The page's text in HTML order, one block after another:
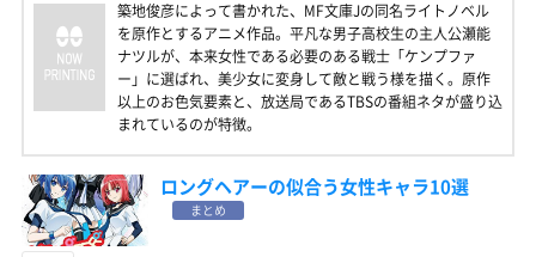
築地俊彦によって書かれた、MF文庫Jの同名ライトノベル
を原作とするアニメ作品。平凡な男子高校生の主人公瀬能
ナツルが、本来女性である必要のある戦士「ケンプファ
ー」に選ばれ、美少女に変身して敵と戦う様を描く。原作
以上のお色気要素と、放送局であるTBSの番組ネタが盛り込
まれているのが特徴。
ロングヘアーの似合う女性キャラ10選
まとめ